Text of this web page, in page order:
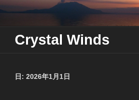
Skip
content
Crystal Winds
日: 2026年1月1日